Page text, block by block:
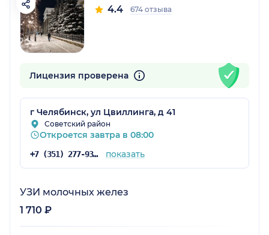
4.4 674 отзыва
Лицензия проверена
г Челябинск, ул Цвиллинга, д 41
Советский район
Откроется завтра в 08:00
+7 (351) 277-93-72 показать
УЗИ молочных желез
1 710 ₽